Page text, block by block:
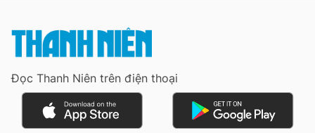
Đọc Thanh Niên trên điện thoại
Đọc Thanh Niên trên điện thoại